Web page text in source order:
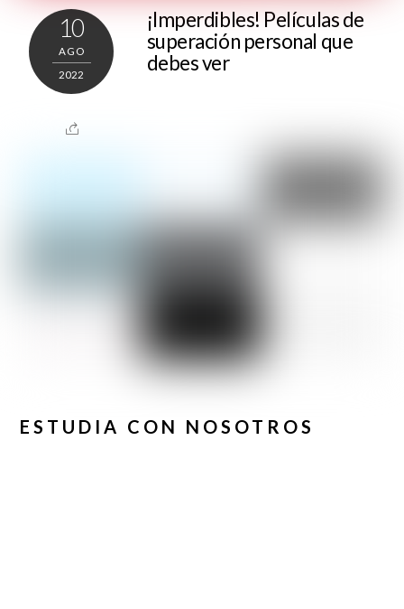
10
AGO
2022
¡Imperdibles! Películas de
superación personal que
debes ver
ESTUDIA CON NOSOTROS